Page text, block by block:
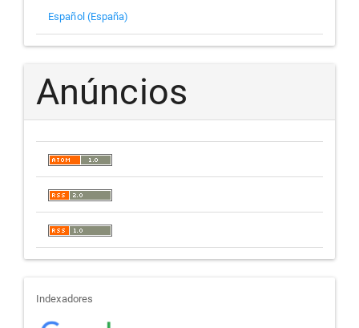
Español (España)
Anúncios
indexadores
Indexadores